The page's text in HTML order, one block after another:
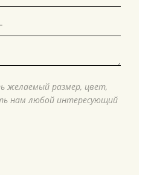
желаемый размер, цвет,
нам любой интересующий